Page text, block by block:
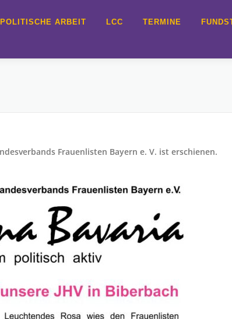
POLITISCHE ARBEIT LCC TERMINE
Frauenlisten Bayern e. V. ist erschienen.